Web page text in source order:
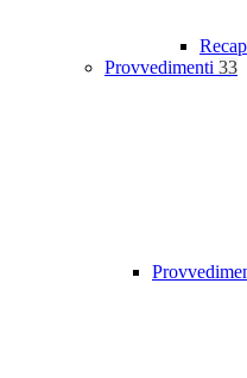
Provvedimenti 33